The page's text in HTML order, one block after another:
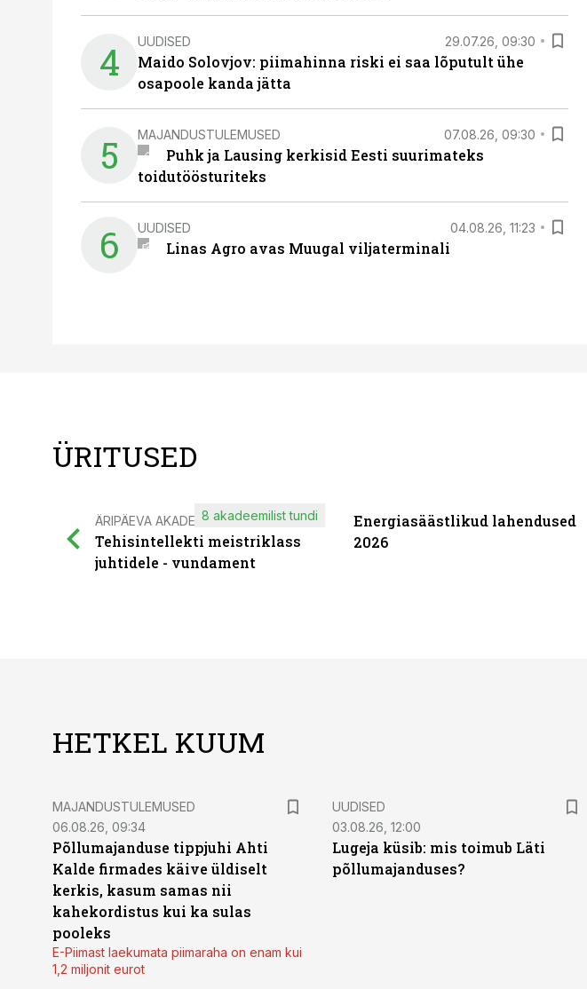
4 UUDISED 29.07.26, 09:30
Maido Solovjov: piimahinna riski ei saa lõputult ühe
osapoole kanda jätta
5 MAJANDUSTULEMUSED 07.08.26, 09:30
Puhk ja Lausing kerkisid Eesti suurimateks
toidutöösturiteks
6 UUDISED 04.08.26, 11:23
Linas Agro avas Muugal viljaterminali
ÜRITUSED
ÄRIPÄEVA AKADEEMIA
Tehisintellekti meistriklass
juhtidele - vundament
8 akadeemilist tundi
Energiasäästlikud lahendused
2026
HETKEL KUUM
MAJANDUSTULEMUSED
06.08.26, 09:34
Põllumajanduse tippjuhi Ahti
Kalde firmades käive üldiselt
kerkis, kasum samas nii
kahekordistus kui ka sulas
pooleks
E-Piimast laekumata piimaraha on enam kui
1,2 miljonit eurot
UUDISED
03.08.26, 12:00
Lugeja küsib: mis toimub Läti
põllumajanduses?